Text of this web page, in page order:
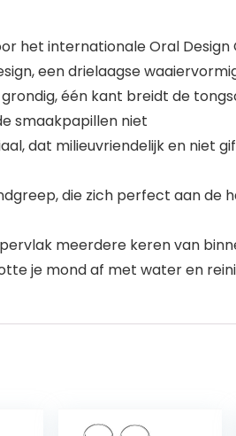
het internationale Oral Design
een drielaagse
één kant breidt de
smaakpapillen niet
dat milieuvriendelijk en niet
die zich perfect aan de
meerdere keren van
je mond af met water en